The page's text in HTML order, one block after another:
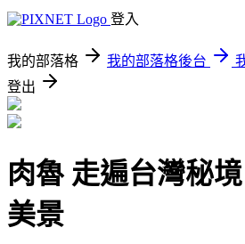
登入
我的部落格 我的部落格後台
登出
肉魯 走遍台灣秘
美景